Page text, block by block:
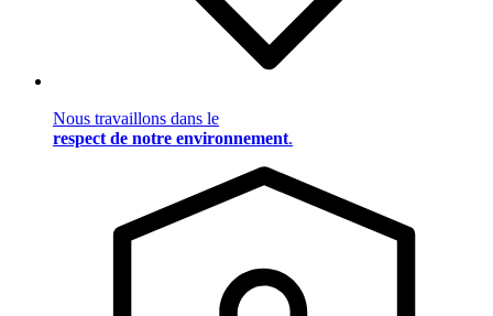
Nous travaillons dans le
respect de notre environnement.